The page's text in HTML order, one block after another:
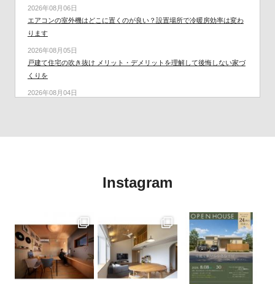
2026年08月06日
エアコンの室外機はどこに置くのが良い？設置場所で冷暖房効率は変わ
ります
2026年08月05日
戸建て住宅の吹き抜け メリット・デメリットを理解して後悔しない家づ
くりを
2026年08月04日
地震に強い家とは？後悔しない住まいづくりのポイント
2026年07月28日
夏のエアコンを効率よく使うには？快適で電気代も抑えるポイント
2026年07月23日
愛媛県の週末住宅イベントのご案内です！2026-07-25(土)～2026-07-
Instagram